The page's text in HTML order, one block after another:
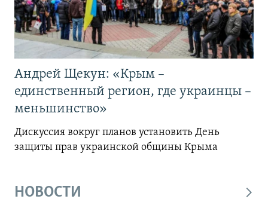
Андрей Щекун: «Крым –
единственный регион, где украинцы –
меньшинство»
Дискуссия вокруг планов установить День
защиты прав украинской общины Крыма
НОВОСТИ